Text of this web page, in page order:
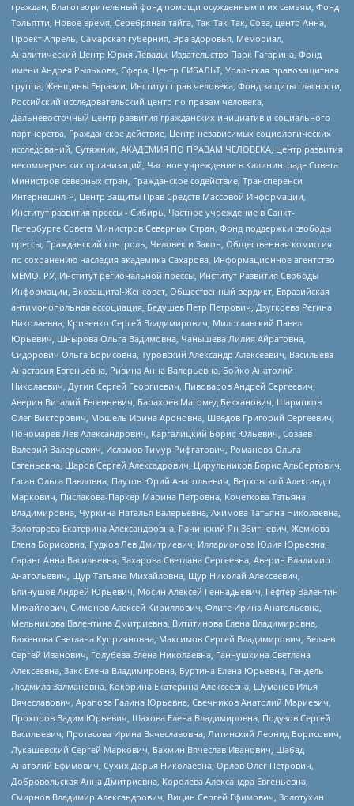
граждан, Благотворительный фонд помощи осужденным и их семьям, Фонд
Тольятти, Новое время, Серебряная тайга, Так-Так-Так, Сова, центр Анна,
Проект Апрель, Самарская губерния, Эра здоровья, Мемориал,
Аналитический Центр Юрия Левады, Издательство Парк Гагарина, Фонд
имени Андрея Рылькова, Сфера, Центр СИБАЛЬТ, Уральская правозащитная
группа, Женщины Евразии, Институт прав человека, Фонд защиты гласности,
Российский исследовательский центр по правам человека,
Дальневосточный центр развития гражданских инициатив и социального
партнерства, Гражданское действие, Центр независимых социологических
исследований, Сутяжник, АКАДЕМИЯ ПО ПРАВАМ ЧЕЛОВЕКА, Центр развития
некоммерческих организаций, Частное учреждение в Калининграде Совета
Министров северных стран, Гражданское содействие, Трансперенси
Интернешнл-Р, Центр Защиты Прав Средств Массовой Информации,
Институт развития прессы - Сибирь, Частное учреждение в Санкт-
Петербурге Совета Министров Северных Стран, Фонд поддержки свободы
прессы, Гражданский контроль, Человек и Закон, Общественная комиссия
по сохранению наследия академика Сахарова, Информационное агентство
МЕМО. РУ, Институт региональной прессы, Институт Развития Свободы
Информации, Экозащита!-Женсовет, Общественный вердикт, Евразийская
антимонопольная ассоциация, Бедушев Петр Петрович, Дзугкоева Регина
Николаевна, Кривенко Сергей Владимирович, Милославский Павел
Юрьевич, Шнырова Ольга Вадимовна, Чанышева Лилия Айратовна,
Сидорович Ольга Борисовна, Туровский Александр Алексеевич, Васильева
Анастасия Евгеньевна, Ривина Анна Валерьевна, Бойко Анатолий
Николаевич, Дугин Сергей Георгиевич, Пивоваров Андрей Сергеевич,
Аверин Виталий Евгеньевич, Барахоев Магомед Бекханович, Шарипков
Олег Викторович, Мошель Ирина Ароновна, Шведов Григорий Сергеевич,
Пономарев Лев Александрович, Каргалицкий Борис Юльевич, Созаев
Валерий Валерьевич, Исламов Тимур Рифгатович, Романова Ольга
Евгеньевна, Щаров Сергей Алексадрович, Цирульников Борис Альбертович,
Гасан Ольга Павловна, Паутов Юрий Анатольевич, Верховский Александр
Маркович, Пислакова-Паркер Марина Петровна, Кочеткова Татьяна
Владимировна, Чуркина Наталья Валерьевна, Акимова Татьяна Николаевна,
Золотарева Екатерина Александровна, Рачинский Ян Збигневич, Жемкова
Елена Борисовна, Гудков Лев Дмитриевич, Илларионова Юлия Юрьевна,
Саранг Анна Васильевна, Захарова Светлана Сергеевна, Аверин Владимир
Анатольевич, Щур Татьяна Михайловна, Щур Николай Алексеевич,
Блинушов Андрей Юрьевич, Мосин Алексей Геннадьевич, Гефтер Валентин
Михайлович, Симонов Алексей Кириллович, Флиге Ирина Анатольевна,
Мельникова Валентина Дмитриевна, Вититинова Елена Владимировна,
Баженова Светлана Куприяновна, Максимов Сергей Владимирович, Беляев
Сергей Иванович, Голубева Елена Николаевна, Ганнушкина Светлана
Алексеевна, Закс Елена Владимировна, Буртина Елена Юрьевна, Гендель
Людмила Залмановна, Кокорина Екатерина Алексеевна, Шуманов Илья
Вячеславович, Арапова Галина Юрьевна, Свечников Анатолий Мариевич,
Прохоров Вадим Юрьевич, Шахова Елена Владимировна, Подузов Сергей
Васильевич, Протасова Ирина Вячеславовна, Литинский Леонид Борисович,
Лукашевский Сергей Маркович, Бахмин Вячеслав Иванович, Шабад
Анатолий Ефимович, Сухих Дарья Николаевна, Орлов Олег Петрович,
Добровольская Анна Дмитриевна, Королева Александра Евгеньевна,
Смирнов Владимир Александрович, Вицин Сергей Ефимович, Золотухин